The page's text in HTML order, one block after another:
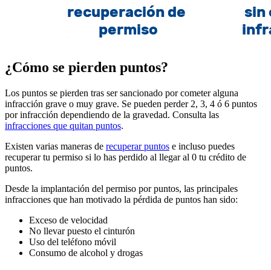
¿Cómo se pierden puntos?
Los puntos se pierden tras ser sancionado por cometer alguna
infracción grave o muy grave. Se pueden perder 2, 3, 4 ó 6 puntos
por infracción dependiendo de la gravedad. Consulta las
infracciones que quitan puntos.
Existen varias maneras de recuperar puntos e incluso puedes
recuperar tu permiso si lo has perdido al llegar al 0 tu crédito de
puntos.
Desde la implantación del permiso por puntos, las principales
infracciones que han motivado la pérdida de puntos han sido:
Exceso de velocidad
No llevar puesto el cinturón
Uso del teléfono móvil
Consumo de alcohol y drogas